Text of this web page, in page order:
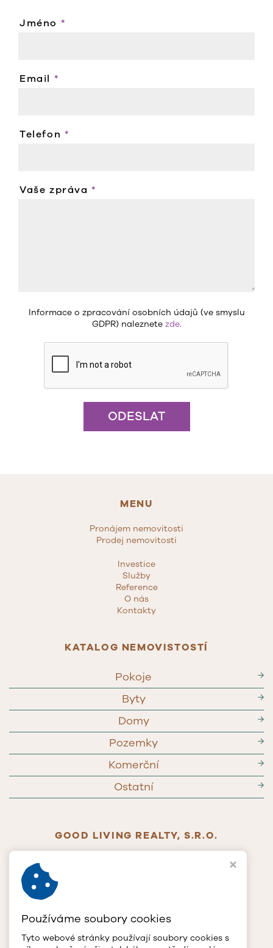
Jméno *
Email *
Telefon *
Vaše zpráva*
Informace o zpracování osobních údajů (ve smyslu
GDPR) naleznete zde.
ODESLAT
MENU
Pronájem nemovitosti
Prodej nemovitosti
Investice
Služby
Reference
O nás
Kontakty
KATALOG NEMOVISTOSTÍ
Pokoje →
Byty →
Domy →
Pozemky →
Komerční →
Ostatní →
GOOD LIVING REALTY, S.R.O.
+420 602 772 400
E info@glrcz.cz
Používáme soubory cookies
Tyto webové stránky používají soubory cookies s